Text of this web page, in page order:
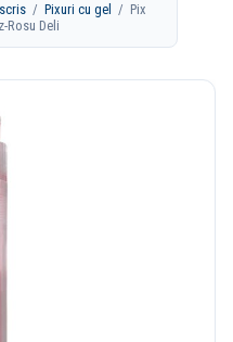
/Pixuri cu gel / Pix
Rosu Deli